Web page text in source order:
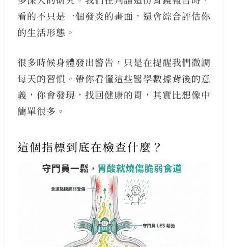
看的不只是一個發炎的畫面，還會綜合評估你
的生活形態。
很多時候身體發出警告，只是在提醒我們微調
每天的習慣。帶你看懂這些醫學數據背後的意
義，你會發現，找回健康的胃，其實比想像中
簡單很多。
這個指標到底在檢查什麼？